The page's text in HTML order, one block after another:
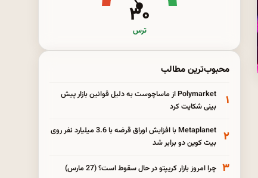
۳۰
ترس
محبوب‌ترین مطالب
۱
Polymarket از ماساچوست به دلیل قوانین بازار پیش
بینی شکایت کرد
۲
Metaplanet با افزایش اوراق قرضه با 3.6 میلیارد نفر روی
بیت کوین دو برابر شد
۳ چرا امروز بازار کریپتو در حال سقوط است؟ (27 مارس)